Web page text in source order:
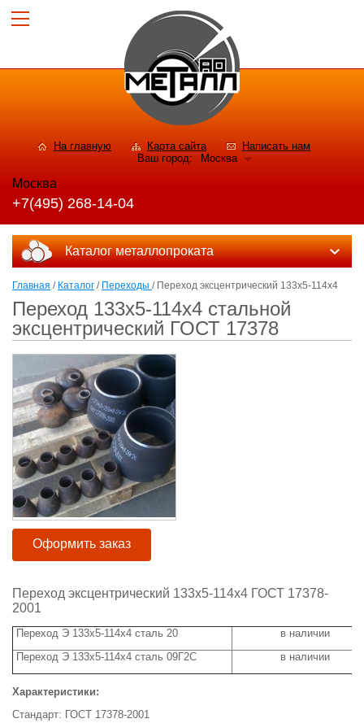
На главную Карта сайта
Написать нам
Ваш город:
Москва
Москва
+7(495) 268-14-04
Каталог металлопроката
Главная / Каталог / Переходы / Переход эксцентрический 133х5-114х4
Переход 133х5-114х4 стальной
эксцентрический ГОСТ 17378
Оформить заказ
Переход эксцентрический 133х5-114х4 ГОСТ 17378-
2001
Переход Э 133х5-114х4 сталь 20
в наличии
Переход Э 133х5-114х4 сталь 09Г2С
в наличии
Характеристики:
Стандарт: ГОСТ 17378-2001